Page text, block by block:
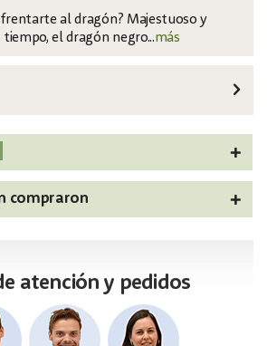
al dragón? Majestuoso y
el dragón negro...más
compraron
atención y pedidos